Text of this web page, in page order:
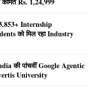
Internship
को मिल रहा Industry
की पांचवीं Google Agentic
University